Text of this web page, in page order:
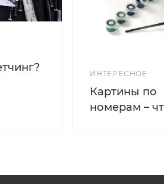
ИНТЕРЕСНОЕ
Картины по
номерам –